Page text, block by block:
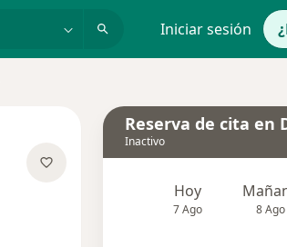
Iniciar sesión
Reserva de cita en
Inactivo
Hoy
7 Ago 8 Ago